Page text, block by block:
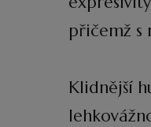
přičemž s
Klidnější